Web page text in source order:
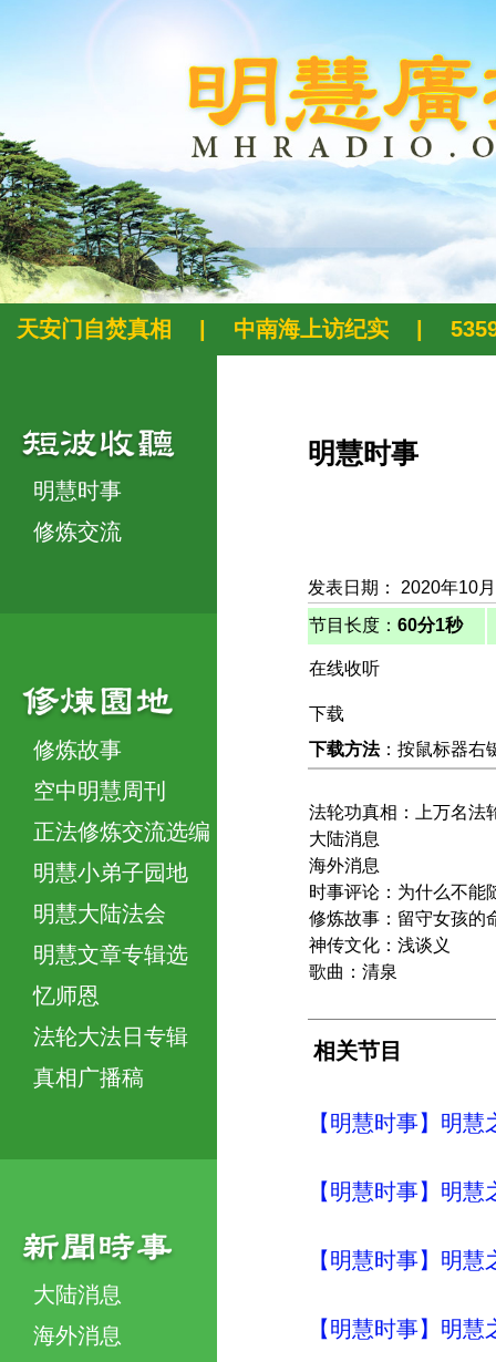
天安门自焚真相 中南海上访纪实
明慧时事
修炼交流
修炼故事
空中明慧周刊
正法修炼交流选编
明慧小弟子园地
明慧大陆法会
明慧文章专辑选
忆师恩
法轮大法日专辑
真相广播稿
大陆消息
海外消息
明慧时事
发表日期： 2020年10
节目长度： 60分1秒
在线收听
下载
下载方法：按鼠标器右
法轮功真相：上万名法
大陆消息
海外消息
时事评论：为什么不能
修炼故事：留守女孩的
神传文化：浅谈义
歌曲：清泉
相关节目
【明慧时事】明
【明慧时事】明
【明慧时事】明
【明慧时事】明